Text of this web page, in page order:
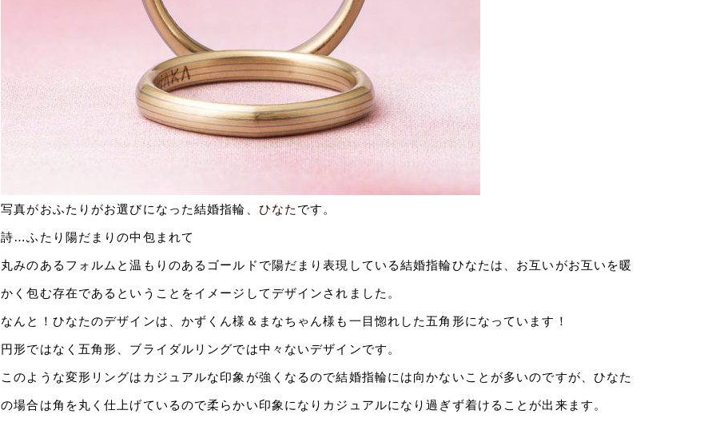
写真がおふたりがお選びになった結婚指輪、 ひなた です。
詩…ふたり陽だまりの中包まれて
丸みのあるフォルムと温もりのあるゴールドで陽だまり表現している結婚指輪ひなたは、お互いがお互いを暖
かく包む存在であるということをイメージしてデザインされました。
なんと！ひなたのデザインは、かずくん様＆まなちゃん様も一目惚れした五角形になっています！
円形ではなく五角形、ブライダルリングでは中々ないデザインです。
このような変形リングはカジュアルな印象が強くなるので結婚指輪には向かないことが多いのですが、ひなた
の場合は角を丸く仕上げているので柔らかい印象になりカジュアルになり過ぎず着けることが出来ます。